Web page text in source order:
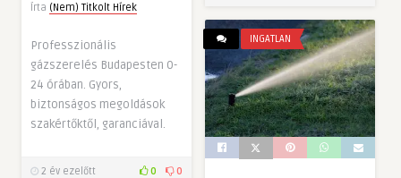
Írta (Nem) Titkolt Hírek
Professzionális
gázszerelés Budapesten 0-
24 órában. Gyors,
biztonságos megoldások
szakértőktől, garanciával.
2 év ezelőtt 0 0
INGATLAN